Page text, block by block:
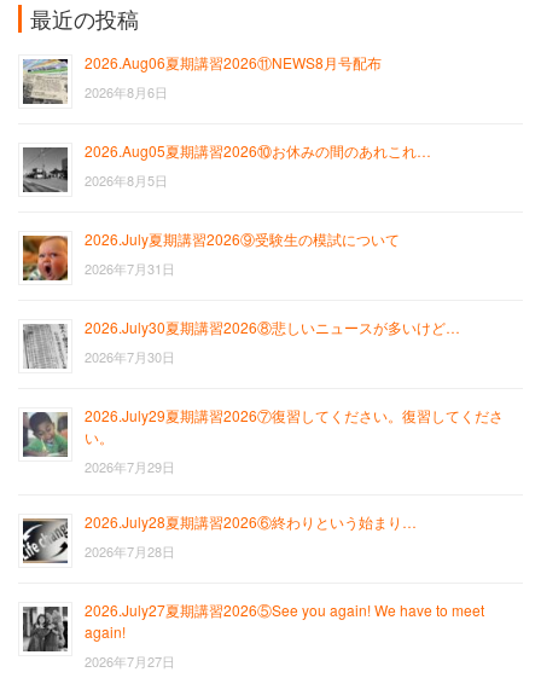
最近の投稿
2026.Aug06夏期講習2026⑪NEWS8月号配布
2026年8月6日
2026.Aug05夏期講習2026⑩お休みの間のあれこれ…
2026年8月5日
2026.July夏期講習2026⑨受験生の模試について
2026年7月31日
2026.July30夏期講習2026⑧悲しいニュースが多いけど…
2026年7月30日
2026.July29夏期講習2026⑦復習してください。復習してくださ
い。
2026年7月29日
2026.July28夏期講習2026⑥終わりという始まり…
2026年7月28日
2026.July27夏期講習2026⑤See you again! We have to meet
again!
2026年7月27日